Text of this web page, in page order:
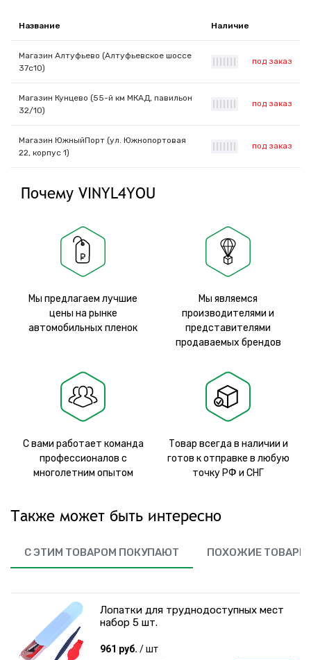
Название Наличие
Магазин Алтуфьево (Алтуфьевское шоссе
37с10)
под заказ
Магазин Кунцево (55-й км МКАД, павильон
32/10)
под заказ
Магазин ЮжныйПорт (ул. Южнопортовая
22, корпус 1)
под заказ
Почему VINYL4YOU
Мы предлагаем лучшие
цены на рынке
автомобильных пленок
Мы являемся
производителями и
представителями
продаваемых брендов
С вами работает команда
профессионалов с
многолетним опытом
Товар всегда в наличии и
готов к отправке в любую
точку РФ и СНГ
Также может быть интересно
С ЭТИМ ТОВАРОМ ПОКУПАЮТ ПОХОЖИЕ ТОВАРЫ
Лопатки для труднодоступных мест
набор 5 шт.
961 руб. / шт